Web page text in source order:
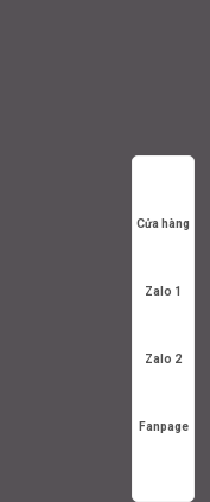
Cửa hàng
Zalo 1
Zalo 2
Fanpage